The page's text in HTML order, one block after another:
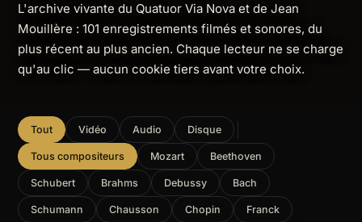
L'archive vivante du Quatuor Via Nova et de Jean
Mouillère : 101 enregistrements filmés et sonores, du
plus récent au plus ancien. Chaque lecteur ne se charge
qu'au clic — aucun cookie tiers avant votre choix.
Tout Vidéo Audio Disque
Tous compositeurs Mozart Beethoven
Schubert Brahms Debussy Bach
Schumann Chausson Chopin Franck